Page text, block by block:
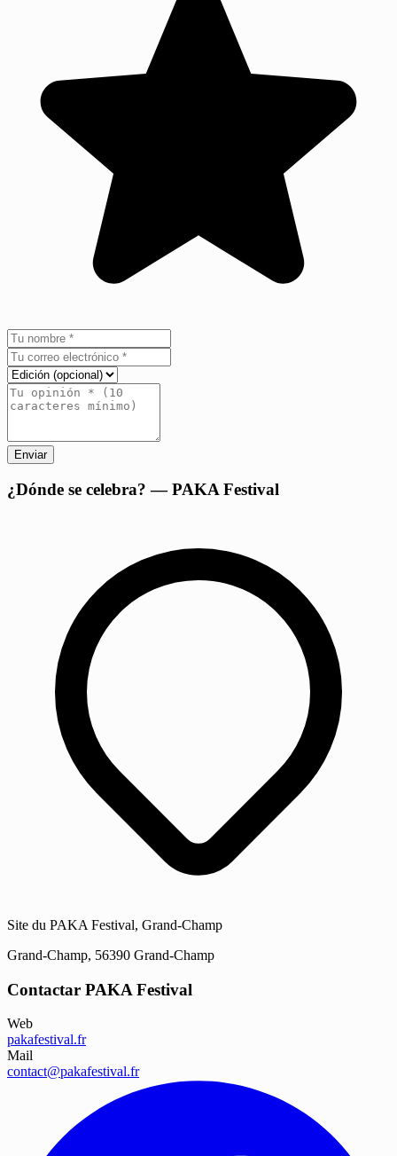
Enviar
¿Dónde se celebra? — PAKA Festival
Site du PAKA Festival, Grand-Champ
Grand-Champ, 56390 Grand-Champ
Contactar PAKA Festival
Web
pakafestival.fr
Mail
contact@pakafestival.fr